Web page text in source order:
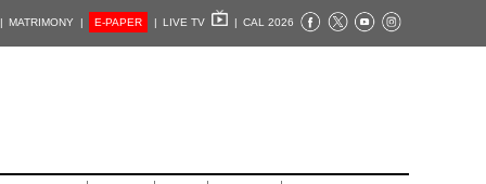
| MATRIMONY | E-PAPER | LIVE TV | CAL 2026